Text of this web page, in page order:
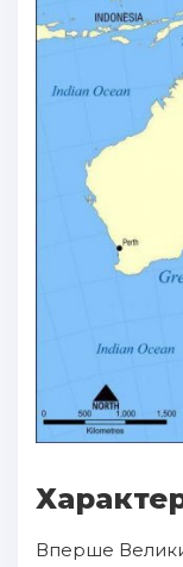
Вперше